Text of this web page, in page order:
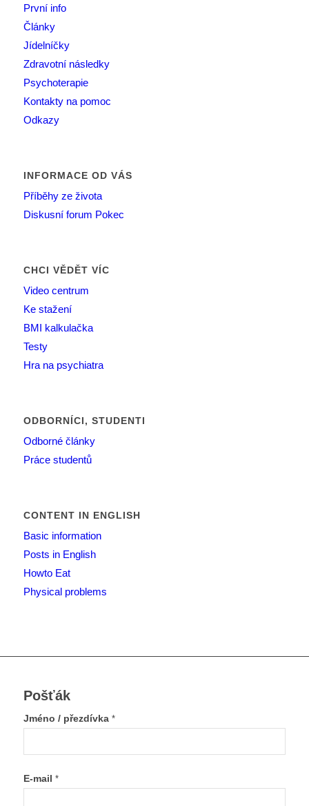
První info
Články
Jídelníčky
Zdravotní následky
Psychoterapie
Kontakty na pomoc
Odkazy
INFORMACE OD VÁS
Příběhy ze života
Diskusní forum Pokec
CHCI VĚDĚT VÍC
Video centrum
Ke stažení
BMI kalkulačka
Testy
Hra na psychiatra
ODBORNÍCI, STUDENTI
Odborné články
Práce studentů
CONTENT IN ENGLISH
Basic information
Posts in English
Howto Eat
Physical problems
Pošťák
Jméno / přezdívka *
E-mail *